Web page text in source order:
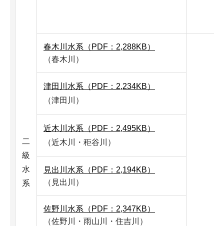
二
級
水
系
春木川水系（PDF：2,288KB）
（春木川）
津田川水系（PDF：2,234KB）
（津田川）
近木川水系（PDF：2,495KB）
（近木川・秬谷川）
見出川水系（PDF：2,194KB）
（見出川）
佐野川水系（PDF：2,347KB）
（佐野川・雨山川・住吉川）